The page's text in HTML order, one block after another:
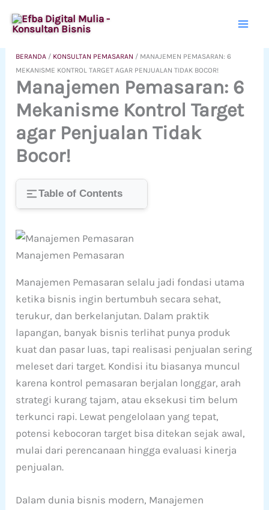
ke
BERANDA / KONSULTAN PEMASARAN / MANAJEMEN PEMASARAN: 6
MEKANISME KONTROL TARGET AGAR PENJUALAN TIDAK BOCOR!
Manajemen Pemasaran: 6
Mekanisme Kontrol Target
agar Penjualan Tidak
Bocor!
Table of Contents
Manajemen Pemasaran
Manajemen Pemasaran selalu jadi fondasi utama
ketika bisnis ingin bertumbuh secara sehat,
terukur, dan berkelanjutan. Dalam praktik
lapangan, banyak bisnis terlihat punya produk
kuat dan pasar luas, tapi realisasi penjualan sering
meleset dari target. Kondisi itu biasanya muncul
karena kontrol pemasaran berjalan longgar, arah
strategi kurang tajam, atau eksekusi tim belum
terkunci rapi. Lewat pengelolaan yang tepat,
potensi kebocoran target bisa ditekan sejak awal,
mulai dari perencanaan hingga evaluasi kinerja
penjualan.
Dalam dunia bisnis modern, Manajemen